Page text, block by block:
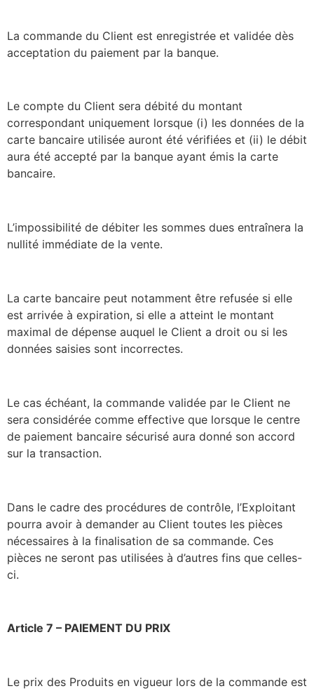
La commande du Client est enregistrée et validée dès
acceptation du paiement par la banque.
Le compte du Client sera débité du montant
correspondant uniquement lorsque (i) les données de la
carte bancaire utilisée auront été vérifiées et (ii) le débit
aura été accepté par la banque ayant émis la carte
bancaire.
L’impossibilité de débiter les sommes dues entraînera la
nullité immédiate de la vente.
La carte bancaire peut notamment être refusée si elle
est arrivée à expiration, si elle a atteint le montant
maximal de dépense auquel le Client a droit ou si les
données saisies sont incorrectes.
Le cas échéant, la commande validée par le Client ne
sera considérée comme effective que lorsque le centre
de paiement bancaire sécurisé aura donné son accord
sur la transaction.
Dans le cadre des procédures de contrôle, l’Exploitant
pourra avoir à demander au Client toutes les pièces
nécessaires à la finalisation de sa commande. Ces
pièces ne seront pas utilisées à d’autres fins que celles-
ci.
Article 7 – PAIEMENT DU PRIX
Le prix des Produits en vigueur lors de la commande est